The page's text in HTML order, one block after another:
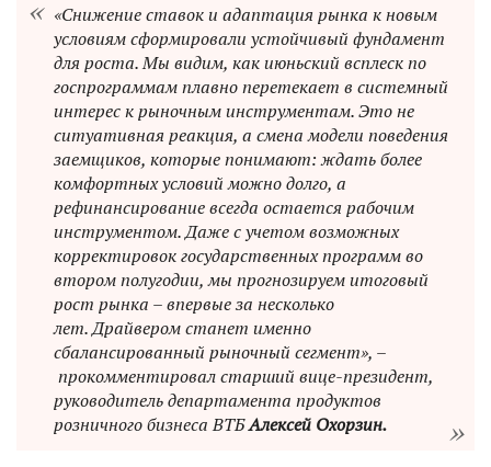
«Снижение ставок и адаптация рынка к новым
условиям сформировали устойчивый фундамент
для роста. Мы видим, как июньский всплеск по
госпрограммам плавно перетекает в системный
интерес к рыночным инструментам. Это не
ситуативная реакция, а смена модели поведения
заемщиков, которые понимают: ждать более
комфортных условий можно долго, а
рефинансирование всегда остается рабочим
инструментом. Даже с учетом возможных
корректировок государственных программ во
втором полугодии, мы прогнозируем итоговый
рост рынка – впервые за несколько
лет. Драйвером станет именно
сбалансированный рыночный сегмент», –
прокомментировал старший вице-президент,
руководитель департамента продуктов
розничного бизнеса ВТБАлексей Охорзин.